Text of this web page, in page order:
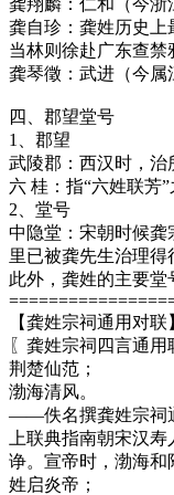
龚自珍：龚姓历史上
当林则徐赴广东查禁
龚琴徵：武进（今属
四、郡望堂号
1、郡望
武陵郡：西汉时，治
六 桂：指“六姓联芳
2、堂号
中隐堂：宋朝时候龚
里已被龚先生治理得
此外，龚姓的主要堂
【龚姓宗祠通用对联
〖龚姓宗祠四言通用
荆楚仙范；
渤海清风。
——佚名撰龚姓宗祠
上联典指南朝宋汉
诤。宣帝时，渤海和
姓启炎帝；